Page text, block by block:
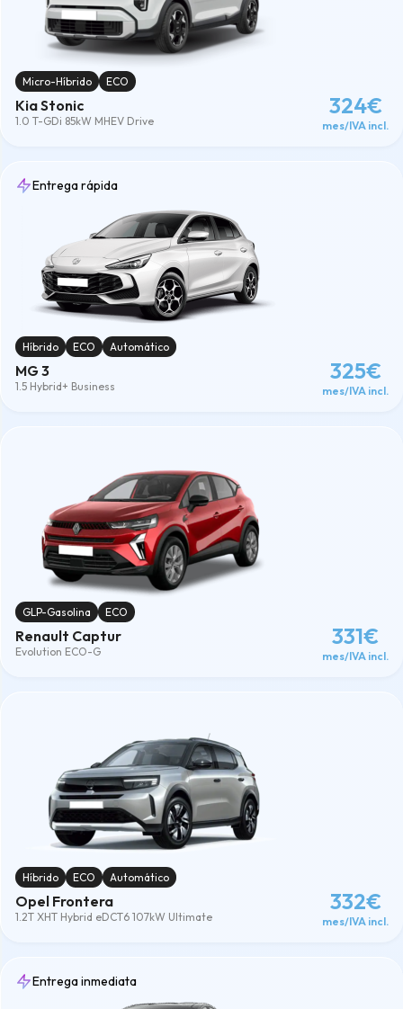
Micro-Híbrido ECO
Kia Stonic
1.0 T-GDi 85kW MHEV Drive
324€
mes/IVA incl.
Entrega rápida
Híbrido ECO Automático
MG 3
1.5 Hybrid+ Business
325€
mes/IVA incl.
GLP-Gasolina ECO
Renault Captur
Evolution ECO-G
331€
mes/IVA incl.
Híbrido ECO Automático
Opel Frontera
1.2T XHT Hybrid eDCT6 107kW Ultimate
332€
mes/IVA incl.
Entrega inmediata